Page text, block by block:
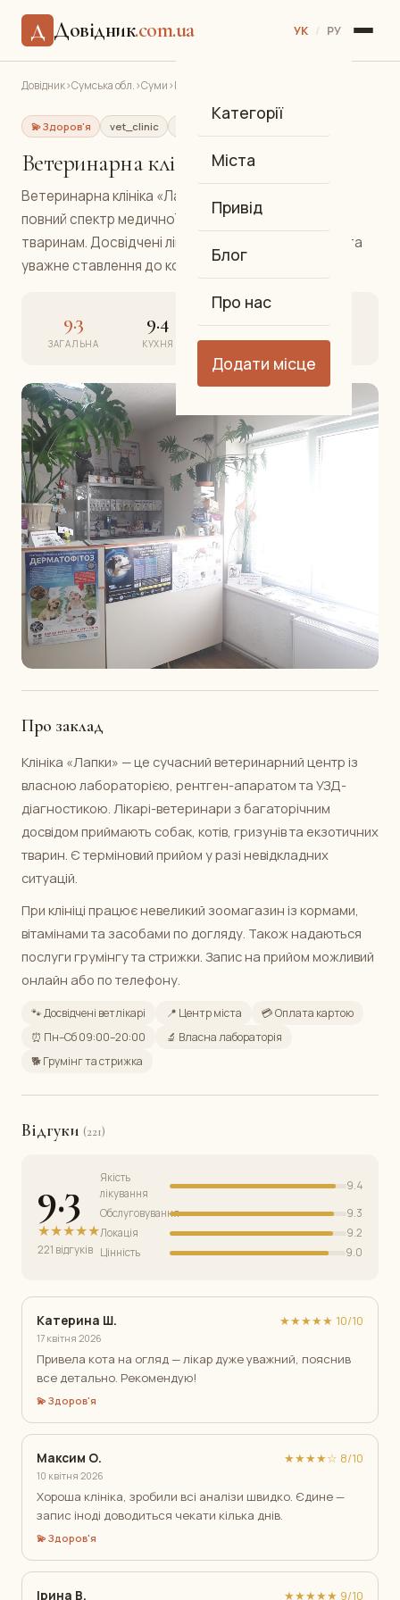
Д Довідник.com.ua УК / РУ
Категорії
Міста
Привід
Блог
Про нас
Додати місце
Довідник›Сумська обл.›Суми›Ветеринарна клініка «Лапки»
💫 Здоров'я vet_clinic Ветеринарна клініка
Ветеринарна клініка «Лапки»
Ветеринарна клініка «Лапки» у центрі Сум надає
повний спектр медичної допомоги домашнім
тваринам. Досвідчені лікарі, сучасне обладнання та
уважне ставлення до кожного пацієнта.
9.3
ЗАГАЛЬНА
9.4
КУХНЯ
9.2
АТМОСФЕРА
9.3
СЕРВІС
Про заклад
Клініка «Лапки» — це сучасний ветеринарний центр із
власною лабораторією, рентген-апаратом та УЗД-
діагностикою. Лікарі-ветеринари з багаторічним
досвідом приймають собак, котів, гризунів та екзотичних
тварин. Є терміновий прийом у разі невідкладних
ситуацій.
При клініці працює невеликий зоомагазин із кормами,
вітамінами та засобами по догляду. Також надаються
послуги грумінгу та стрижки. Запис на прийом можливий
онлайн або по телефону.
🐾 Досвідчені ветлікарі 📍 Центр міста
💳 Оплата картою
⏰ Пн–Сб 09:00–20:00
🔬 Власна лабораторія
🐕 Грумінг та стрижка
Відгуки (221)
9.3
★★★★★
221 відгуків
Якість
лікування
9.4
Обслуговування
9.3
Локація
9.2
Цінність
9.0
Катерина Ш.
17 квітня 2026
★★★★★ 10/10
Привела кота на огляд — лікар дуже уважний, пояснив
все детально. Рекомендую!
💫 Здоров'я
Максим О.
10 квітня 2026
★★★★☆ 8/10
Хороша клініка, зробили всі аналізи швидко. Єдине —
запис іноді доводиться чекати кілька днів.
💫 Здоров'я
Ірина В. ★★★★★ 9/10